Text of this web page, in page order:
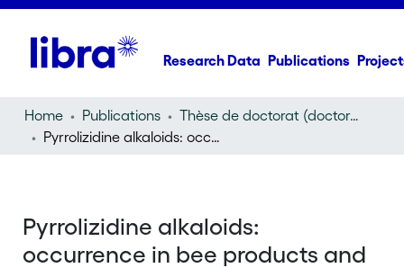
Research Data Publications
Home Publications
Thèse de doctorat (doctoral thesis)
Pyrrolizidine alkaloids: occurrence in bee products and impact on Honeybees ("Apis mellifera" L.)
Pyrrolizidine alkaloids:
occurrence in bee products and